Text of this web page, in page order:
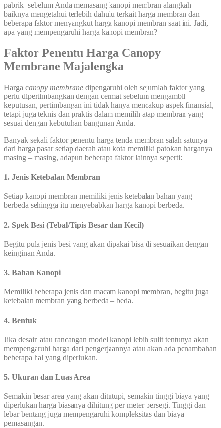
pabrik sebelum Anda memasang kanopi membran alangkah
baiknya mengetahui terlebih dahulu terkait harga membran dan
beberapa faktor menyangkut harga kanopi membran saat ini. Jadi,
apa yang mempengaruhi harga kanopi membran?
Faktor Penentu Harga Canopy
Membrane Majalengka
Harga canopy membrane dipengaruhi oleh sejumlah faktor yang
perlu dipertimbangkan dengan cermat sebelum mengambil
keputusan, pertimbangan ini tidak hanya mencakup aspek finansial,
tetapi juga teknis dan praktis dalam memilih atap membran yang
sesuai dengan kebutuhan bangunan Anda.
Banyak sekali faktor penentu harga tenda membran salah satunya
dari harga pasar setiap daerah atau kota memiliki patokan harganya
masing – masing, adapun beberapa faktor lainnya seperti:
1. Jenis Ketebalan Membran
Setiap kanopi membran memiliki jenis ketebalan bahan yang
berbeda sehingga itu menyebabkan harga kanopi berbeda.
2. Spek Besi (Tebal/Tipis Besar dan Kecil)
Begitu pula jenis besi yang akan dipakai bisa di sesuaikan dengan
keinginan Anda.
3. Bahan Kanopi
Memiliki beberapa jenis dan macam kanopi membran, begitu juga
ketebalan membran yang berbeda – beda.
4. Bentuk
Jika desain atau rancangan model kanopi lebih sulit tentunya akan
mempengaruhi harga dari pengerjaannya atau akan ada penambahan
beberapa hal yang diperlukan.
5. Ukuran dan Luas Area
Semakin besar area yang akan ditutupi, semakin tinggi biaya yang
diperlukan harga biasanya dihitung per meter persegi. Tinggi dan
lebar bentang juga mempengaruhi kompleksitas dan biaya
pemasangan.